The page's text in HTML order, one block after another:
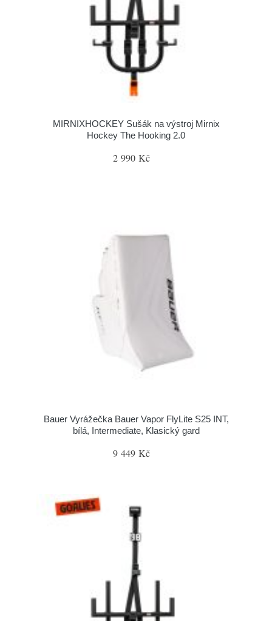
MIRNIXHOCKEY Sušák na výstroj Mirnix
Hockey The Hooking 2.0
2 990 Kč
Bauer Vyrážečka Bauer Vapor FlyLite S25 INT,
bílá, Intermediate, Klasický gard
9 449 Kč